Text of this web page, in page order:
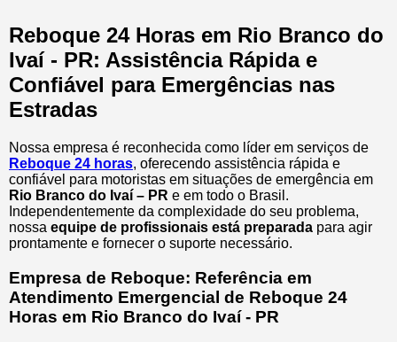
Reboque 24 Horas em Rio Branco do
Ivaí - PR: Assistência Rápida e
Confiável para Emergências nas
Estradas
Nossa empresa é reconhecida como líder em serviços de
Reboque 24 horas, oferecendo assistência rápida e
confiável para motoristas em situações de emergência em
Rio Branco do Ivaí – PR e em todo o Brasil.
Independentemente da complexidade do seu problema,
nossa equipe de profissionais está preparada para agir
prontamente e fornecer o suporte necessário.
Empresa de Reboque: Referência em
Atendimento Emergencial de Reboque 24
Horas em Rio Branco do Ivaí - PR